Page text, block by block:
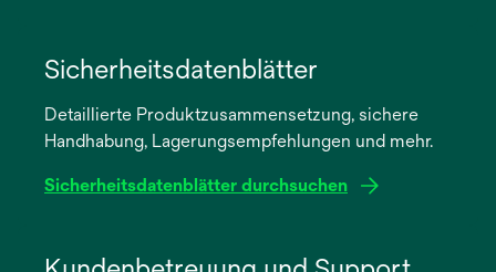
neuen
Registerkarte
Sicherheitsdatenblätter
Detaillierte Produktzusammensetzung, sichere
Handhabung, Lagerungsempfehlungen und mehr.
Sicherheitsdatenblätter durchsuchen